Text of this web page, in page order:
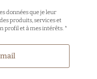
données que je leur
produits, services et
profil et à mes intérêts. *